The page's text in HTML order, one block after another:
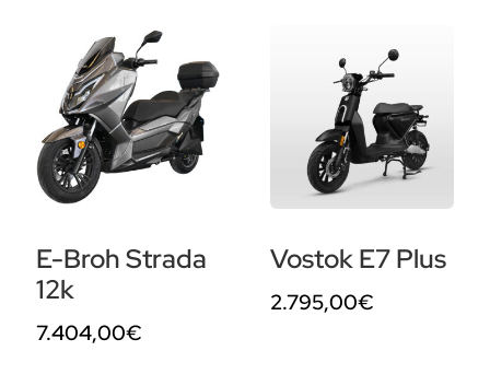
E-Broh Strada
12k
7.404,00€
Vostok E7 Plus
2.795,00€